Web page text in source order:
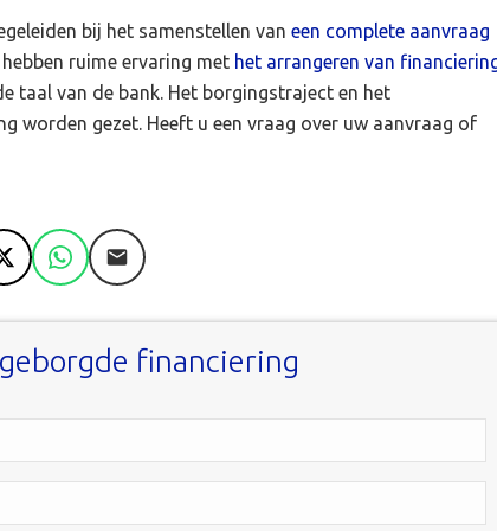
bij het samenstellen van een complete aanvraag
ruime ervaring met het arrangeren van
taal van de bank. Het borgingstraject en het
worden gezet. Heeft u een vraag over uw aanvraag of
X WhatsApp
E-mail
financiering